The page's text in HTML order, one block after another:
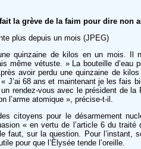
la grève de la faim pour dire non
plus depuis un mois (JPEG)
quinzaine de kilos en un mois.
même vétuste. » La bouteille d’eau
avoir perdu une quinzaine de
J’ai 68 ans et maintenant je les fais
rendez-vous avec le président de
l’arme atomique », précise-t-il.
citoyens pour le désarmement
« en vertu de l’article 6 du
le faut, sur la question. Pour
pour que l’Élysée tende l’oreille.